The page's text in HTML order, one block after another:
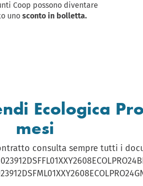
Coop possono diventare
unosconto in bolletta.
Ecologica
mesi
consulta sempre tutti i